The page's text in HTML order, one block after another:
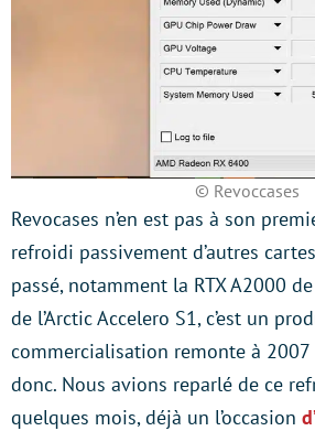
© Revoccases
Revocases n’en est pas à son
refroidi passivement d’autres
passé, notamment la RTX A2000
de l’Arctic Accelero S1, c’est un
commercialisation remonte à
donc. Nous avions reparlé de ce
quelques mois, déjà un l’occasion